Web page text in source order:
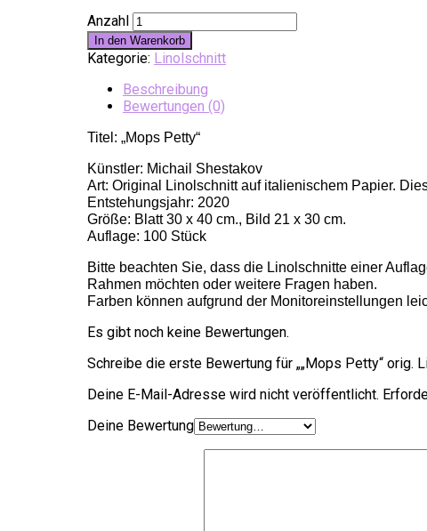
Anzahl
In den Warenkorb
Kategorie: Linolschnitt
Beschreibung
Bewertungen (0)
Titel: „Mops Petty“
Künstler: Michail Shestakov
Art: Original Linolschnitt auf italienischem Papier.
Entstehungsjahr: 2020
Größe: Blatt 30 x 40 cm., Bild 21 x 30 cm.
Auflage: 100 Stück
Bitte beachten Sie, dass die Linolschnitte einer
Rahmen möchten oder weitere Fragen haben.
Farben können aufgrund der Monitoreinstellungen
Es gibt noch keine Bewertungen.
Schreibe die erste Bewertung für „„Mops Petty“ orig.
Deine E-Mail-Adresse wird nicht veröffentlicht.
Deine Bewertung